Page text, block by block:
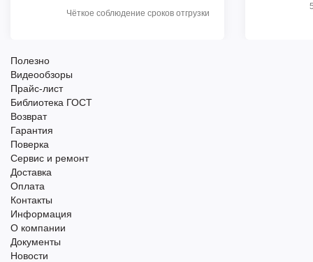
Чёткое соблюдение сроков отгрузки
Полезно
Видеообзоры
Прайс-лист
Библиотека ГОСТ
Возврат
Гарантия
Поверка
Сервис и ремонт
Доставка
Оплата
Контакты
Информация
О компании
Документы
Новости